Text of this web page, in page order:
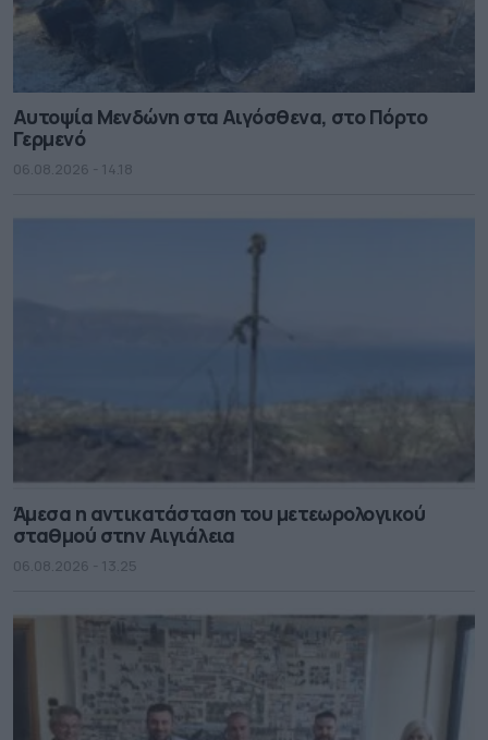
Αυτοψία Μενδώνη στα Αιγόσθενα, στο Πόρτο
Γερμενό
06.08.2026 - 14.18
Άμεσα η αντικατάσταση του μετεωρολογικού
σταθμού στην Αιγιάλεια
06.08.2026 - 13.25